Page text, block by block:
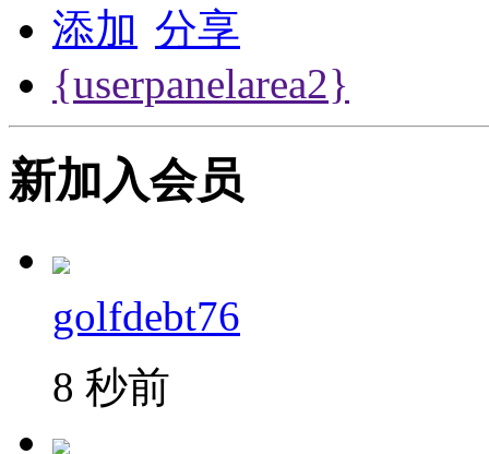
添加 分享
{userpanelarea2}
新加入会员
golfdebt76
8 秒前